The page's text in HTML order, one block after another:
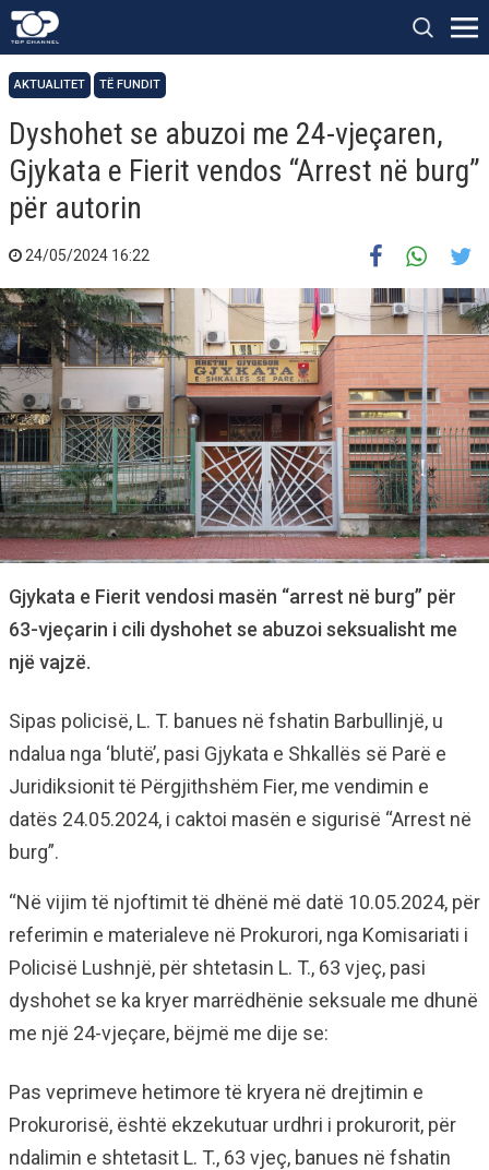
AKTUALITET TË FUNDIT
Dyshohet se abuzoi me 24-vjeçaren,
Gjykata e Fierit vendos “Arrest në burg”
për autorin
24/05/2024 16:22
Gjykata e Fierit vendosi masën “arrest në burg” për
63-vjeçarin i cili dyshohet se abuzoi seksualisht me
një vajzë.
Sipas policisë, L. T. banues në fshatin Barbullinjë, u
ndalua nga ‘blutë’, pasi Gjykata e Shkallës së Parë e
Juridiksionit të Përgjithshëm Fier, me vendimin e
datës 24.05.2024, i caktoi masën e sigurisë “Arrest në
burg”.
“Në vijim të njoftimit të dhënë më datë 10.05.2024, për
referimin e materialeve në Prokurori, nga Komisariati i
Policisë Lushnjë, për shtetasin L. T., 63 vjeç, pasi
dyshohet se ka kryer marrëdhënie seksuale me dhunë
me një 24-vjeçare, bëjmë me dije se:
Pas veprimeve hetimore të kryera në drejtimin e
Prokurorisë, është ekzekutuar urdhri i prokurorit, për
ndalimin e shtetasit L. T., 63 vjeç, banues në fshatin